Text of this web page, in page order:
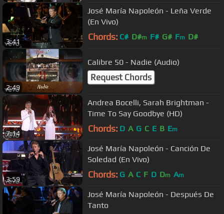
3:41
José María Napoleón - Leña Verde
(En Vivo)
Chords: C# D#m F# G# Fm D#
2:49
Calibre 50 - Nadie (Audio)
Request Chords
7:14
Andrea Bocelli, Sarah Brightman -
Time To Say Goodbye (HD)
Chords: D A G C E B Em
3:59
José María Napoleón - Canción De
Soledad (En Vivo)
Chords: G A C F D Dm Am
José María Napoleón - Después De
Tanto